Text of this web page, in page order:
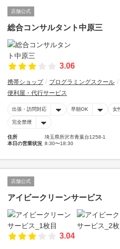
店舗公式
総合コンサルタント中原三
3.06
携帯ショップ プログラミングスクール
便利屋・代行サービス
出張・訪問対応 早朝OK 女
完全禁煙
住所
埼玉県所沢市青葉台1258-1
本日の営業状況 8:30〜18:30
店舗公式
アイビークリーンサービス
3.04